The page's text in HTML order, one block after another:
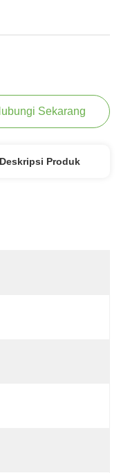
Sekarang
Deskripsi Produk